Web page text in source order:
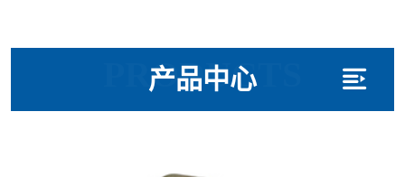
产品中心
PRODUCTS